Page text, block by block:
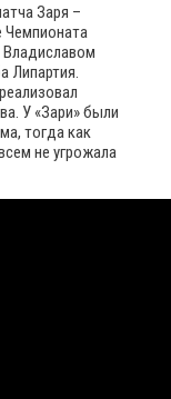
Заря –
Чемпионата
Владиславом
Липартия.
У «Зари» были
тогда как
не угрожала